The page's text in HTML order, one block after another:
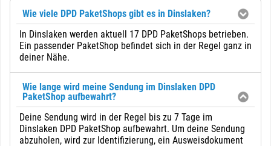
Wie viele DPD PaketShops gibt es in Dinslaken?
In Dinslaken werden aktuell 17 DPD PaketShops betrieben.
Ein passender PaketShop befindet sich in der Regel ganz in
deiner Nähe.
Wie lange wird meine Sendung im Dinslaken DPD
PaketShop aufbewahrt?
Deine Sendung wird in der Regel bis zu 7 Tage im
Dinslaken DPD PaketShop aufbewahrt. Um deine Sendung
abzuholen, wird zur Identifizierung, ein Ausweisdokument